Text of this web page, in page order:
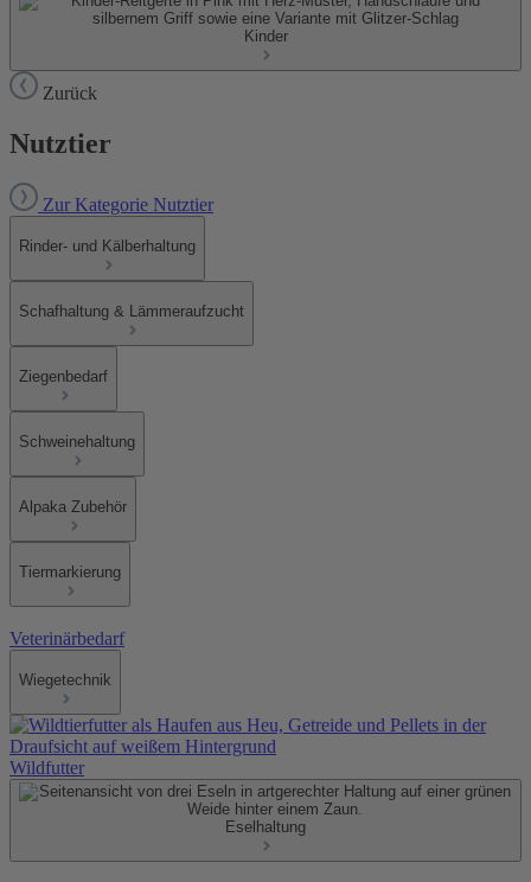
Kinder
Zurück
Nutztier
Zur Kategorie Nutztier
Rinder- und Kälberhaltung
Schafhaltung & Lämmeraufzucht
Ziegenbedarf
Schweinehaltung
Alpaka Zubehör
Tiermarkierung
Veterinärbedarf
Wiegetechnik
Wildfutter
Eselhaltung